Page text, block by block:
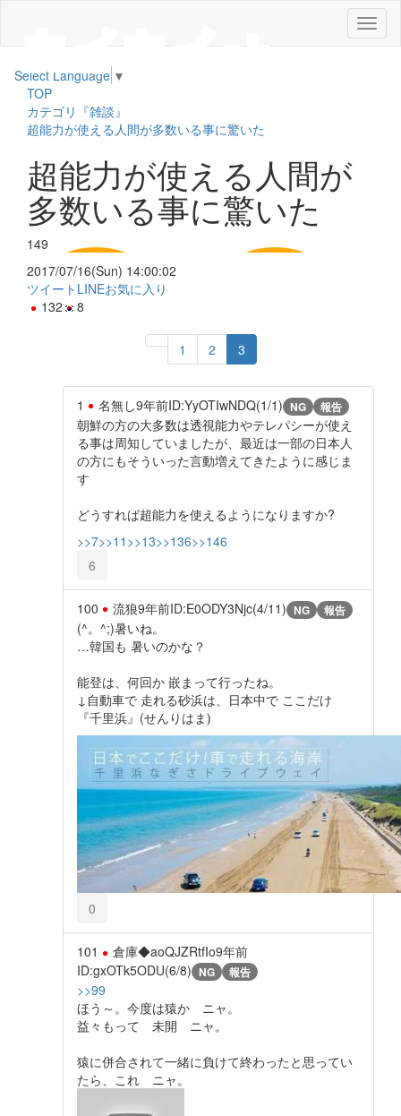
メ
ニ
Select Language ▼
TOP
カテゴリ『雑談』
超能力が使える人間が多数いる事に驚いた
超能力が使える人間が
多数いる事に驚いた
149
2017/07/16(Sun) 14:00:02
ツイート LINEお気に入り
132
8
1 2 3
1 名無し9年前ID:YyOTIwNDQ(1/1) NG 報告
朝鮮の方の大多数は透視能力やテレパシーが使え
る事は周知していましたが、最近は一部の日本人
の方にもそういった言動増えてきたように感じま
す
どうすれば超能力を使えるようになりますか?
>>7>>11 >>13>>136>>146
6
100 流狼9年前ID:E0ODY3Njc(4/11) NG 報告
(^。^;)暑いね。
…韓国も 暑いのかな？
能登は、何回か 嵌まって行ったね。
↓自動車で 走れる砂浜は、日本中で ここだけ
『千里浜』(せんりはま)
0
101 倉庫◆aoQJZRtfIo9年前
ID:gxOTk5ODU(6/8) NG 報告
>>99
ほう～。今度は猿か ニャ。
益々もって 未開 ニャ。
猿に併合されて一緒に負けて終わったと思ってい
たら、これ ニャ。